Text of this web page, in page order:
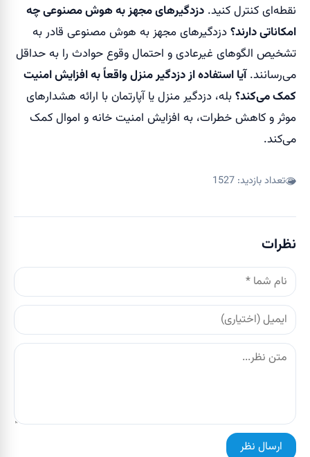
نقطه‌ای کنترل کنید. دزدگیرهای مجهز به هوش مصنوعی چه
امکاناتی دارند؟دزدگیرهای مجهز به هوش مصنوعی قادر به
تشخیص الگوهای غیرعادی و احتمال وقوع حوادث را به حداقل
می‌رسانند.آیا استفاده از دزدگیر منزل واقعاً به افزایش امنیت
کمک می‌کند؟بله، دزدگیر منزل یا آپارتمان با ارائه هشدارهای
موثر و کاهش خطرات، به افزایش امنیت خانه و اموال کمک
می‌کند.
تعداد بازدید: 1527
نظرات
ارسال نظر